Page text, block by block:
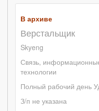
В архиве
Верстальщик
Skyeng
Связь,
технологии
Полный рабочий день
З/п не указана